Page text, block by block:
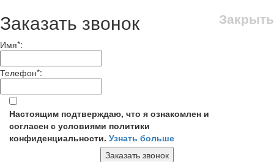
Закрыть
Заказать звонок
Имя*:
Телефон*:
Настоящим подтверждаю, что я ознакомлен и
согласен с условиями политики
конфиденциальности. Узнать больше
Заказать звонок